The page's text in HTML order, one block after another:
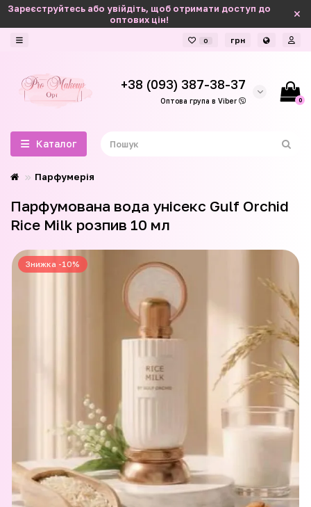
Зареєструйтесь або увійдіть, щоб отримати доступ до
оптових цін!
0 грн
+38 (093) 387-38-37
Оптова група в Viber 0
Каталог
Парфумерія
Парфумована вода унісекс Gulf Orchid
Rice Milk розпив 10 мл
Знижка -10%